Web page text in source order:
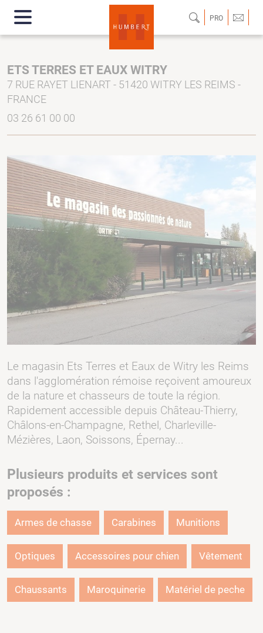
PRO
ETS TERRES ET EAUX WITRY
7 RUE RAYET LIENART - 51420 WITRY LES REIMS -
FRANCE
03 26 61 00 00
Le magasin Ets Terres et Eaux de Witry les Reims
dans l'agglomération rémoise reçoivent amoureux
de la nature et chasseurs de toute la région.
Rapidement accessible depuis Château-Thierry,
Châlons-en-Champagne, Rethel, Charleville-
Mézières, Laon, Soissons, Épernay...
Plusieurs produits et services sont
proposés :
Armes de chasse Carabines Munitions
Optiques Accessoires pour chien Vêtement
Chaussants Maroquinerie Matériel de peche